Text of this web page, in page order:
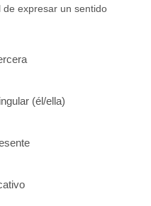
expresar un sentido
(él/ella)